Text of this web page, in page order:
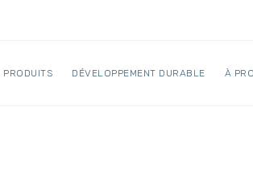
PRODUITS DÉVELOPPEMENT DURABLE À